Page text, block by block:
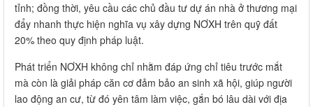
tỉnh; đồng thời, yêu cầu các chủ đầu tư dự án nhà ở thương mại
đẩy nhanh thực hiện nghĩa vụ xây dựng NƠXH trên quỹ đất
20% theo quy định pháp luật.
Phát triển NƠXH không chỉ nhằm đáp ứng chỉ tiêu trước mắt
mà còn là giải pháp căn cơ đảm bảo an sinh xã hội, giúp người
lao động an cư, từ đó yên tâm làm việc, gắn bó lâu dài với địa